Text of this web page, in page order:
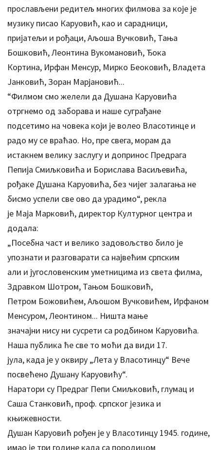
прослављени редитељ многих филмова за које је
музику писао Каруовић, као и сарадници,
пријатељи и рођаци, Аљоша Вучковић, Тања
Бошковић, Леонтина Вукомановић, Ђока
Кортина, Ирфан Менсур, Мирко Беоковић, Владета
Јанковић, Зоран Марјановић...
“Филмом смо желели да Душана Каруовића
отргнемо од заборава и наше суграђане
подсетимо на човека који је волео Власотинце и
радо му се враћао. Но, пре свега, морам да
истакнем велику заслугу и допринос Предрага
Пепија Смиљковића и Борислава Васиљевића,
рођаке Душана Каруовића, без чијег залагања не
бисмо успели све ово да урадимо“, рекла
је Маја Марковић, директор Културног центра и
додала:
„Посебна част и велико задовољство било је
упознати и разговарати са највећим српским
али и југословенским уметницима из света филма,
Здравком Шотром, Тањом Бошковић,
Петром Божовићем, Аљошом Вучковићем, Ирфаном
Менсуром, Леонтином... Ништа мање
значајни нису ни сусрети са родбином Каруовића.
Наша публика ће све то моћи да види 17.
јула, када је у оквиру „Лета у Власотинцу“ Вече
посвећено Душану Каруовићу“.
Наратори су Предраг Пепи Смиљковић, глумац и
Саша Станковић, проф. српског језика и
књижевности.
Душан Каруовић рођен је у Власотинцу 1945. године,
имао је три године када са породицом